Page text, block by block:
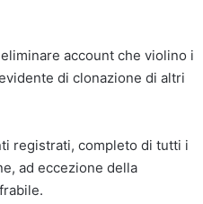
account che violino i
di clonazione di altri
registrati, completo di tutti i
ad eccezione della